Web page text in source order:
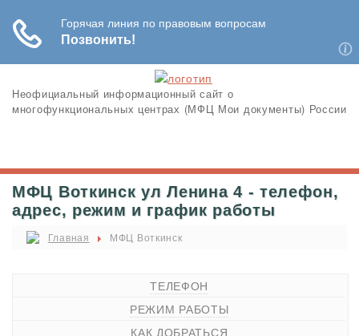
Неофициальный информационный сайт о
многофункциональных центрах (МФЦ Мои документы) России
МФЦ Воткинск ул Ленина 4 - телефон,
адрес, режим и график работы
Главная МФЦ Воткинск
ТЕЛЕФОН
РЕЖИМ РАБОТЫ
КАК ДОБРАТЬСЯ